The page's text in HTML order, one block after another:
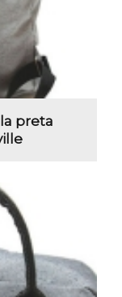
preta